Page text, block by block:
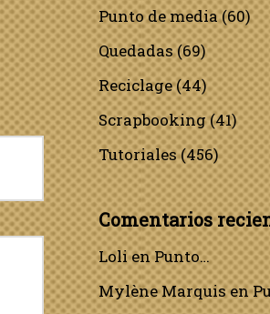
Punto de media(60)
Quedadas(69)
Reciclage(44)
Scrapbooking(41)
Tutoriales(456)
Comentarios
LolienPunto…
Mylène Marquisen